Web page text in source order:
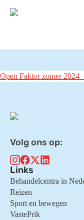
Open Faktor zomer 2024
Volg ons op:
Links
Behandelcentra in
Reizen
Sport en bewegen
VastePrik